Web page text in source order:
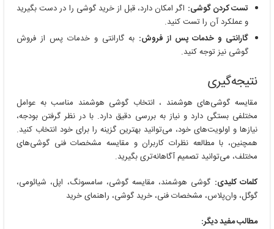
تست کردن گوشی: اگر امکان دارد، قبل از خرید گوشی را در دست بگیرید
و عملکرد آن را تست کنید.
گارانتی و خدمات پس از فروش: به گارانتی و خدمات پس از فروش
گوشی نیز توجه کنید.
نتیجه‌گیری
مقایسه گوشی‌های هوشمند ، انتخاب گوشی هوشمند مناسب به عوامل
مختلفی بستگی دارد و نیاز به بررسی دقیق دارد. با در نظر گرفتن بودجه،
نیازها و اولویت‌های خود، می‌توانید بهترین گزینه را برای خود انتخاب کنید.
همچنین، با مطالعه نظرات کاربران و مقایسه مشخصات فنی گوشی‌های
مختلف، می‌توانید تصمیم آگاهانه‌تری بگیرید.
کلمات کلیدی: گوشی هوشمند، مقایسه گوشی، سامسونگ، اپل، شیائومی،
گوگل، وان‌پلاس، مشخصات فنی، خرید گوشی، راهنمای خرید
مطالب مفید دیگر: